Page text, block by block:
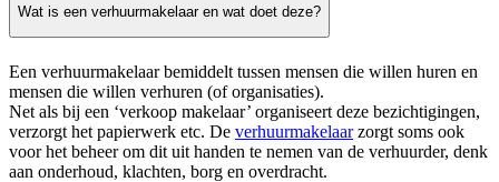
Wat is een verhuurmakelaar en wat doet deze?
Een verhuurmakelaar bemiddelt tussen mensen die willen huren en
mensen die willen verhuren (of organisaties).
Net als bij een ‘verkoop makelaar’ organiseert deze bezichtigingen,
verzorgt het papierwerk etc. De verhuurmakelaarzorgt soms ook
voor het beheer om dit uit handen te nemen van de verhuurder, denk
aan onderhoud, klachten, borg en overdracht.